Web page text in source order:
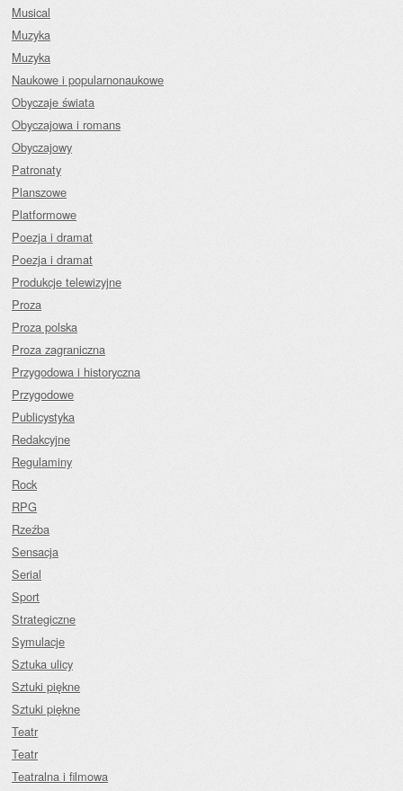
Musical
Muzyka
Muzyka
Naukowe i popularnonaukowe
Obyczaje świata
Obyczajowa i romans
Obyczajowy
Patronaty
Planszowe
Platformowe
Poezja i dramat
Poezja i dramat
Produkcje telewizyjne
Proza
Proza polska
Proza zagraniczna
Przygodowa i historyczna
Przygodowe
Publicystyka
Redakcyjne
Regulaminy
Rock
RPG
Rzeźba
Sensacja
Serial
Sport
Strategiczne
Symulacje
Sztuka ulicy
Sztuki piękne
Sztuki piękne
Teatr
Teatr
Teatralna i filmowa